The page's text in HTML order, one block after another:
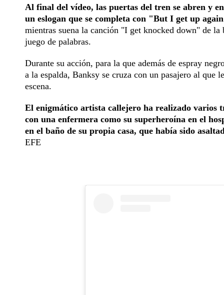
Al final del vídeo, las puertas del tren se abren y
un eslogan que se completa con "But I get up
mientras suena la canción "I get knocked down" de
juego de palabras.
Durante su acción, para la que además de espray
a la espalda, Banksy se cruza con un pasajero al que
escena.
El enigmático artista callejero ha realizado varios
con una enfermera como su superheroína en el
en el baño de su propia casa, que había sido
EFE